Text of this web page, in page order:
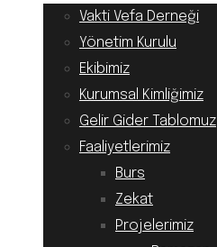
Vakti Vefa Derneği
Yönetim Kurulu
Ekibimiz
Kurumsal Kimliğimiz
Gelir Gider Tablomuz
Faaliyetlerimiz
Burs
Zekat
Projelerimiz